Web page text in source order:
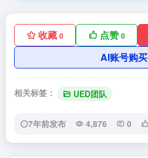
收藏 0 点赞0
AI账号购买
相关标签： UED团队
7年前发布 4,876 0